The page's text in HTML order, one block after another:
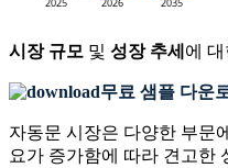
시장 규모 및 성장 추세 에
무료 샘플 다운
자동문 시장은 다양한 부문
요가 증가함에 따라 견고한